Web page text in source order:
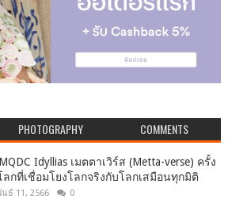
PHOTOGRAPHY COMMENTS
Idyllias เมตตาเวิร์ส (Metta-verse) ครั้ง
ลกที่เชื่อมโยงโลกจริงกับโลกเสมือนทุกมิติ
ธ์ 11, 2566 0